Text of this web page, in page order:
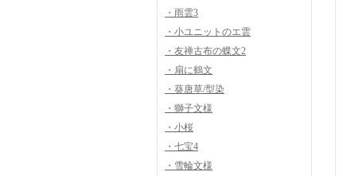
・雨雲3
・小ユニットのエ雲
・友禅古布の蝶文2
・扇に鶴文
・葵唐草/型染
・獅子文様
・小桜
・七宝4
・雪輪文様